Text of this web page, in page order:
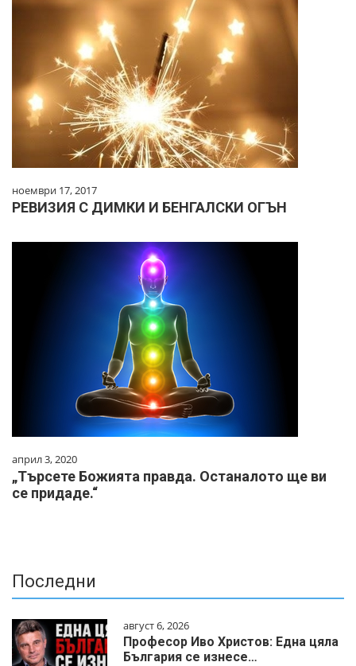
ноември 17, 2017
РЕВИЗИЯ С ДИМКИ И БЕНГАЛСКИ ОГЪН
април 3, 2020
„Търсете Божията правда. Останалото ще ви
се придаде.“
Последни
август 6, 2026
Професор Иво Христов: Една цяла
България се изнесе…